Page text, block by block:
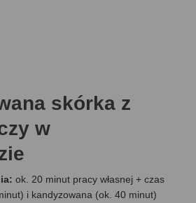
skórka z
w
ok. 20 minut pracy własnej + czas
i kandyzowana (ok. 40 minut)